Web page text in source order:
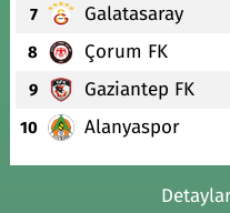
7 Galatasaray
8 Çorum FK
9 Gaziantep FK
10 Alanyaspor